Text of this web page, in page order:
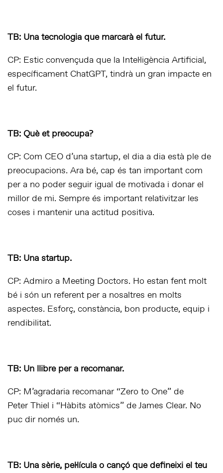
TB: Una tecnologia que marcarà el futur.
CP: Estic convençuda que la Intel·ligència Artificial,
específicament ChatGPT, tindrà un gran impacte en
el futur.
TB: Què et preocupa?
CP: Com CEO d’una startup, el dia a dia està ple de
preocupacions. Ara bé, cap és tan important com
per a no poder seguir igual de motivada i donar el
millor de mi. Sempre és important relativitzar les
coses i mantenir una actitud positiva.
TB: Una startup.
CP: Admiro a Meeting Doctors. Ho estan fent molt
bé i són un referent per a nosaltres en molts
aspectes. Esforç, constància, bon producte, equip i
rendibilitat.
TB: Un llibre per a recomanar.
CP: M’agradaria recomanar “Zero to One” de
Peter Thiel i “Hàbits atòmics” de James Clear. No
puc dir només un.
TB: Una sèrie, pel·lícula o cançó que defineixi el teu